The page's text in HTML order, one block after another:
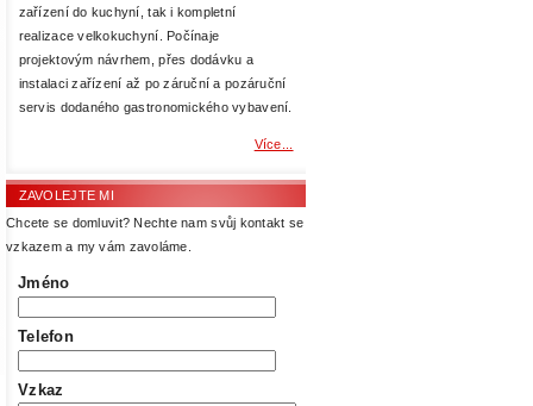
zařízení do kuchyní, tak i kompletní
realizace velkokuchyní. Počínaje
projektovým návrhem, přes dodávku a
instalaci zařízení až po záruční a pozáruční
servis dodaného gastronomického vybavení.
Více...
ZAVOLEJTE MI
Chcete se domluvit? Nechte nam svůj kontakt se
vzkazem a my vám zavoláme.
Jméno
Telefon
Vzkaz